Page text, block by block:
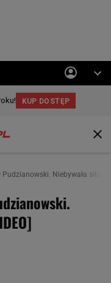
Pudzianowski. Niebywała siła.